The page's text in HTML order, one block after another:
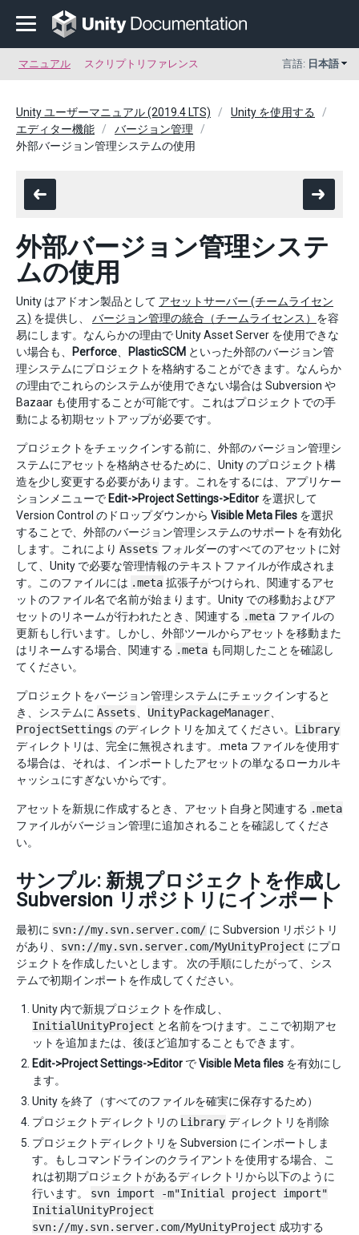
マニュアル スクリプトリファレンス 言語: 日本語
Unity ユーザーマニュアル (2019.4 LTS)
Unity を使用する
エディター機能
バージョン管理
外部バージョン管理システムの使用
外部バージョン管理システ
ムの使用
Unity はアドオン製品として アセットサーバー (チームライセン
ス) を提供し、 バージョン管理の統合（チームライセンス） を容
易にします。なんらかの理由で Unity Asset Server を使用できな
い場合も、
Perforce PlasticSCM といった外部のバージョン管
理システムにプロジェクトを格納することができます。なんらか
の理由でこれらのシステムが使用できない場合は Subversion や
Bazaar も使用することが可能です。これはプロジェクトでの手
動による初期セットアップが必要です。
プロジェクトをチェックインする前に、外部のバージョン管理シ
ステムにアセットを格納させるために、Unity のプロジェクト構
造を少し変更する必要があります。これをするには、アプリケー
ションメニューで Edit->Project Settings->Editor を選択して
Version Control のドロップダウンから Visible Meta Files を選択
することで、外部のバージョン管理システムのサポートを有効化
します。これにより Assets フォルダーのすべてのアセットに対
して、Unity で必要な管理情報のテキストファイルが作成されま
す。このファイルには .meta 拡張子がつけられ、関連するアセ
ットのファイル名で名前が始まります。Unity での移動およびア
セットのリネームが行われたとき、関連する .meta ファイルの
更新もし行います。しかし、外部ツールからアセットを移動また
はリネームする場合、関連する .meta も同期したことを確認し
てください。
プロジェクトをバージョン管理システムにチェックインすると
き、システムに Assets UnityPackageManager
ProjectSettings のディレクトリを加えてください。 Library
ディレクトリは、完全に無視されます。.meta ファイルを使用す
る場合は、それは、インポートしたアセットの単なるローカルキ
ャッシュにすぎないからです。
アセットを新規に作成するとき、アセット自身と関連する .meta
ファイルがバージョン管理に追加されることを確認してくださ
い。
サンプル: 新規プロジェクトを作成し
Subversion リポジトリにインポート
最初に svn://my.svn.server.com/ に Subversion リポジトリ
があり、 svn://my.svn.server.com/MyUnityProject にプロ
ジェクトを作成したいとします。 次の手順にしたがって、シス
テムで初期インポートを作成してください。
Unity 内で新規プロジェクトを作成し、
InitialUnityProject と名前をつけます。ここで初期アセ
ットを追加または、後ほど追加することもできます。
Edit->Project Settings->Editor でVisible Meta files を有効にし
ます。
Unity を終了（すべてのファイルを確実に保存するため）
プロジェクトディレクトリの Library ディレクトリを削除
プロジェクトディレクトリを Subversion にインポートしま
す。もしコマンドラインのクライアントを使用する場合、こ
れは初期プロジェクトがあるディレクトリから以下のように
行います。 svn import -m"Initial project import"
InitialUnityProject
svn://my.svn.server.com/MyUnityProject 成功する